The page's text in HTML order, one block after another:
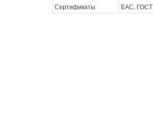
Сертификаты
ЕАС, ГОСТ